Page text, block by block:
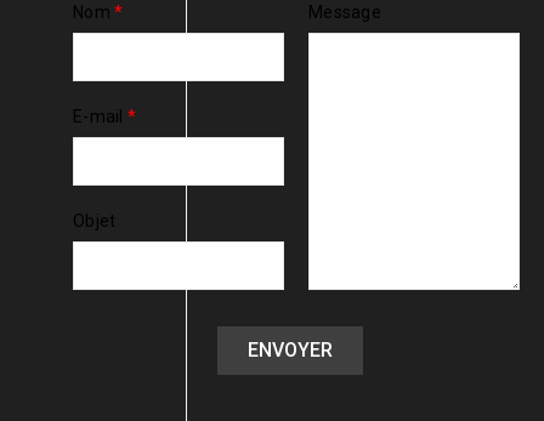
Nom *
E-mail *
Objet
Message